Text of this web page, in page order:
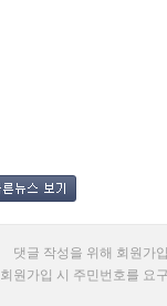
댓글 작성을 위해 회원가
회원가입 시 주민번호를 요